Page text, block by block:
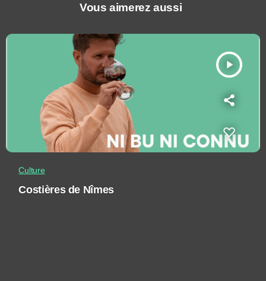
Vous aimerez aussi
play_arrow
Culture
Costières de Nîmes